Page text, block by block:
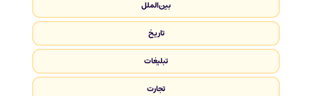
بین‌الملل
تاریخ
تبلیغات
تجارت